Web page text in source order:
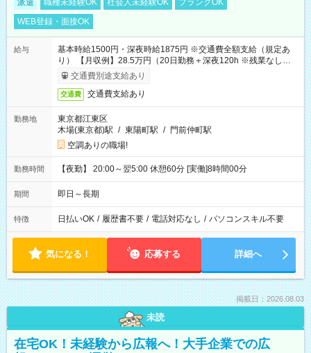
派遣 職種未経験OK 社会人未経験OK
ブランクOK
WEB登録・面接OK
給与
基本時給1500円・深夜時給1875円 ※交通費全額支給（規定あ
り） 【月収例】28.5万円（20日勤務＋深夜120h ※残業なしの場
合）交通費別途支給あり
交通費 交通費支給あり
勤務地
東京都江東区
木場(東京都)駅 / 東陽町駅 / 門前仲町駅
空調ありの職場!
勤務時間 【夜勤】 20:00～翌5:00 休憩60分 [実働]8時間00分
期間 即日～長期
特徴 日払いOK / 履歴書不要 / 電話対応なし / パソコンスキル不要
気になる！ 応募する 詳細へ
掲載日：2026.08.03
未読
在宅OK！未経験から広報へ！大手企業での広